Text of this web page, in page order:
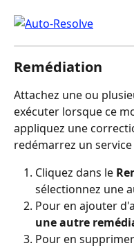
Remédiation
Attachez une ou
exécuter lorsque ce
appliquez une
redémarrez un
Cliquez dans le
sélectionnez une
Pour en ajouter
une autre
Pour en